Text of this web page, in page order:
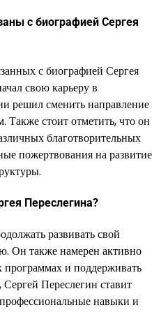
с биографией Сергея
с биографией Сергея
свою карьеру в
решил сменить направление
Также стоит отметить, что он
благотворительных
пожертвования на развитие
Переслегина?
развивать свой
Он также намерен активно
программах и поддерживать
Переслегин ставит
навыки и